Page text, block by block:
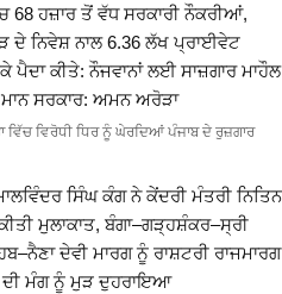
68 ਹਜ਼ਾਰ ਤੋਂ ਵੱਧ ਸਰਕਾਰੀ ਨੌਕਰੀਆਂ,
ਦੇ ਨਿਵੇਸ਼ ਨਾਲ 6.36 ਲੱਖ ਪ੍ਰਾਈਵੇਟ
ਕੀਤੇ: ਨੌਜਵਾਨਾਂ ਲਈ ਸਾਜ਼ਗਾਰ ਮਾਹੌਲ
ਸਰਕਾਰ: ਅਮਨ ਅਰੋੜਾ
ਵਿੱਚ ਵਿਰੋਧੀ ਧਿਰ ਨੂੰ ਘੇਰਦਿਆਂ ਪੰਜਾਬ ਦੇ ਰੁਜ਼ਗਾਰ
ਸਿੰਘ ਕੰਗ ਨੇ ਕੇਂਦਰੀ ਮੰਤਰੀ ਨਿਤਿਨ
ਮੁਲਾਕਾਤ, ਬੰਗਾ–ਗੜ੍ਹਸ਼ੰਕਰ–ਸ੍ਰੀ
ਦੇਵੀ ਮਾਰਗ ਨੂੰ ਰਾਸ਼ਟਰੀ ਰਾਜਮਾਰਗ
ਦੀ ਮੰਗ ਨੂੰ ਮੁੜ ਦੁਹਰਾਇਆ